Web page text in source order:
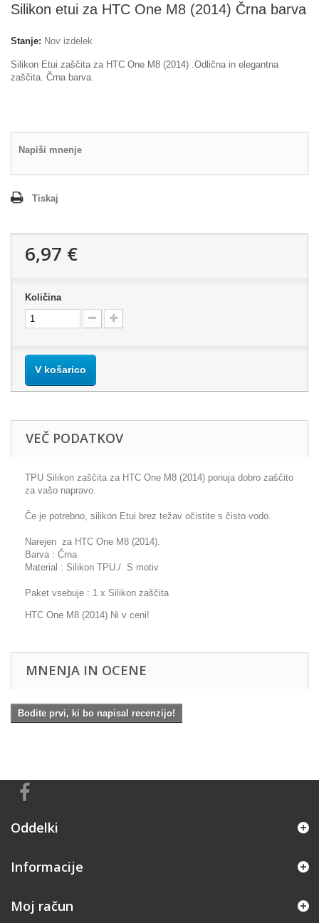
Silikon etui za HTC One M8 (2014) Črna barva
Stanje: Nov izdelek
Silikon Etui zaščita za HTC One M8 (2014) .Odlična in elegantna
zaščita. Črna barva.
Napiši mnenje
Tiskaj
6,97 €
Količina
V košarico
VEČ PODATKOV
TPU Silikon zaščita za HTC One M8 (2014) ponuja dobro zaščito
za vašo napravo.
Če je potrebno, silikon Etui brez težav očistite s čisto vodo.
Narejen za HTC One M8 (2014).
Barva : Črna
Material : Silikon TPU./ S motiv
Paket vsebuje : 1 x Silikon zaščita
HTC One M8 (2014) Ni v ceni!
MNENJA IN OCENE
Bodite prvi, ki bo napisal recenzijo!
Oddelki
Informacije
Moj račun